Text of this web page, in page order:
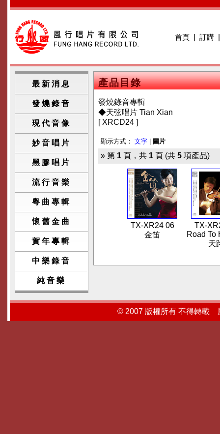
首頁 訂購
最新消息
發燒錄音
現代音像
妙音唱片
黑膠唱片
流行音樂
粵曲專輯
懷舊金曲
賀年專輯
中樂錄音
純音樂
產品目錄
發燒錄音專輯
◆天弦唱片 Tian Xian
[ XRCD24 ]
顯示方式： 文字 圖片
» 第 1 頁，共 1 頁 (共 5 項產品)
TX-XR24 06
金笛
TX-
Road To
天
© 2007 版權所有 不得轉載